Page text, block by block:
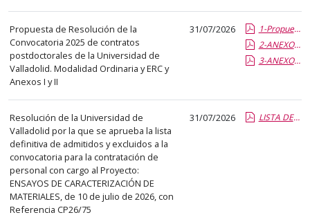
Propuesta de Resolución de la
Convocatoria 2025 de contratos
postdoctorales de la Universidad de
Valladolid. Modalidad Ordinaria y ERC y
Anexos I y II
31/07/2026
1-Propuesta Resolución Postdoc-UVa 2025.pdf.pdf
2-ANEXO I-POSTDOCTORALES 2025.pdf.pdf
3-ANEXO II-POSTDOCTORALES 2025.pdf.pdf
Resolución de la Universidad de
Valladolid por la que se aprueba la lista
definitiva de admitidos y excluidos a la
convocatoria para la contratación de
personal con cargo al Proyecto:
ENSAYOS DE CARACTERIZACIÓN DE
MATERIALES, de 10 de julio de 2026, con
Referencia CP26/75
31/07/2026 LISTA DEFINITIVA ADMITIDOS Y EXCLUIDOS CP26-75.pdf.pdf